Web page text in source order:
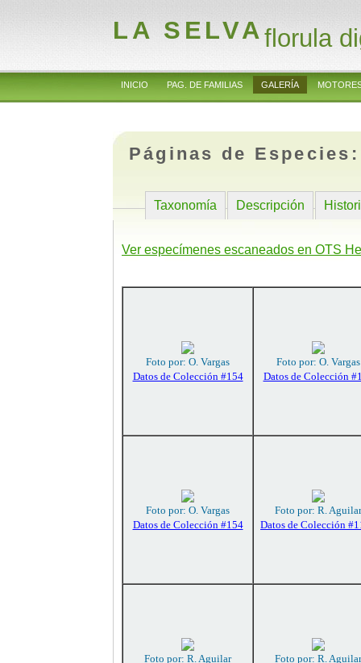
LA SELVAflorula
INICIO PAG. DE FAMILIAS GALERÍA
Páginas de
Taxonomía Descripción
Ver especímenes escaneados en OTS
Foto por: O. Vargas
Datos de Colección #154
Foto por: O. Vargas
Datos de Colección
Foto por: O. Vargas
Datos de Colección #154
Foto por: R. Aguilar
Datos de Colección
Foto por: R. Aguilar
Foto por: R. Aguilar